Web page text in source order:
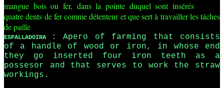
mangue bois ou fer, dans la pointe duquel sont insérés
quatre dents de fer comme détenteur et que sert à travailler les tâches
de paille
ESPALLADOIRA
: Apero of farming that consists
of a handle of wood or iron, in whose end
they go inserted four iron teeth as a
possesor and that serves to work the straw
workings.